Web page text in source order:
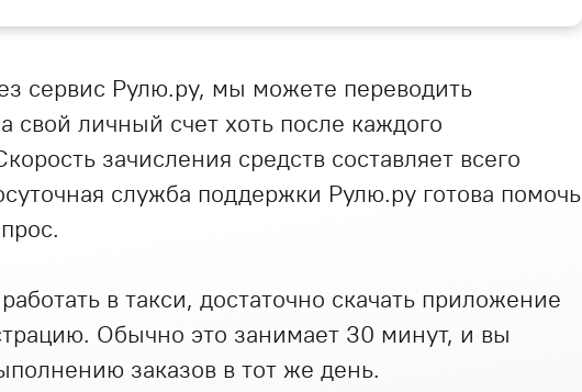
сервис Рулю.ру, мы можете переводить
свой личный счет хоть после каждого
зачисления средств составляет всего
служба поддержки Рулю.ру готова помочь
в такси, достаточно скачать приложение
Обычно это занимает 30 минут, и вы
заказов в тот же день.